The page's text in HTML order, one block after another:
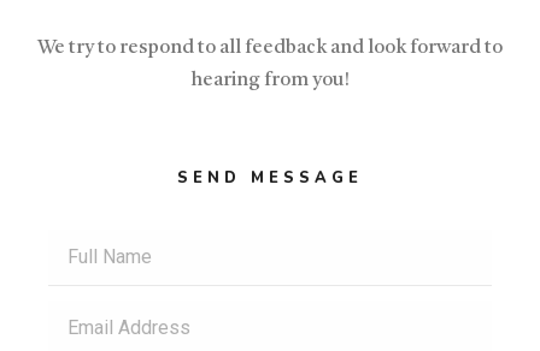
We try to respond to all feedback and look forward to
hearing from you!
SEND MESSAGE